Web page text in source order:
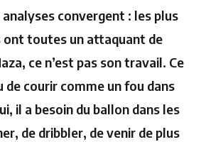
analyses convergent : les plus
ont toutes un attaquant de
ce n’est pas son travail. Ce
de courir comme un fou dans
il a besoin du ballon dans les
de dribbler, de venir de plus